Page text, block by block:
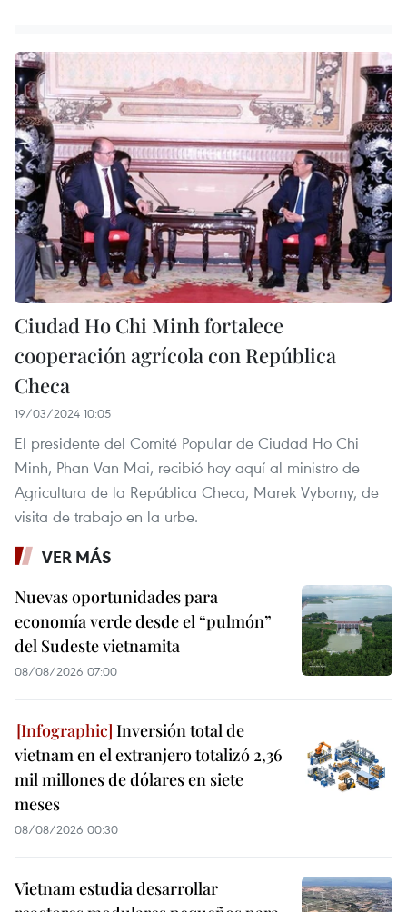
Ciudad Ho Chi Minh fortalece
cooperación agrícola con República
Checa
19/03/2024 10:05
El presidente del Comité Popular de Ciudad Ho Chi
Minh, Phan Van Mai, recibió hoy aquí al ministro de
Agricultura de la República Checa, Marek Vyborny, de
visita de trabajo en la urbe.
VER MÁS
Nuevas oportunidades para
economía verde desde el “pulmón”
del Sudeste vietnamita
08/08/2026 07:00
Inversión total de
vietnam en el extranjero totalizó 2,36
mil millones de dólares en siete
meses
08/08/2026 00:30
Vietnam estudia desarrollar